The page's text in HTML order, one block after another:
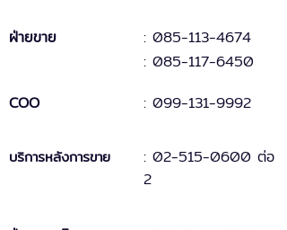
ฝ่ายขาย
: 085-113-4674
: 085-117-6450
COO
: 099-131-9992
บริการหลังการขาย : 02-515-0600 ต่อ
2